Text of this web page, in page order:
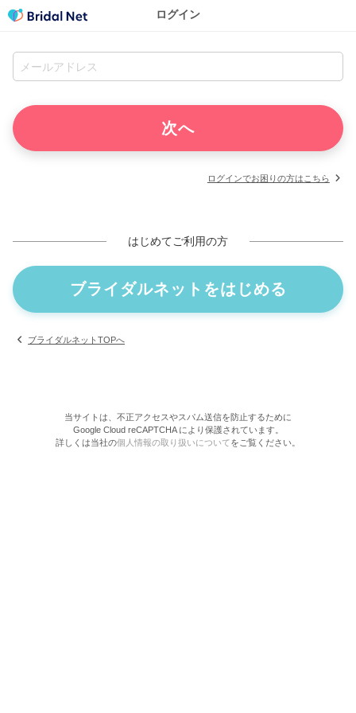
ログイン
ログインでお困りの方はこちら
はじめてご利用の方
ブライダルネットをはじめる
ブライダルネットTOPへ
当サイトは、不正アクセスやスパム送信を防止するために
Google Cloud reCAPTCHA により保護されています。
詳しくは当社の個人情報の取り扱いについてをご覧ください。